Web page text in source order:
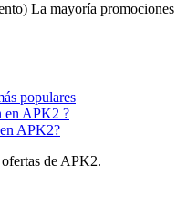
La mayoría promociones
populares
en APK2 ?
APK2?
de APK2.